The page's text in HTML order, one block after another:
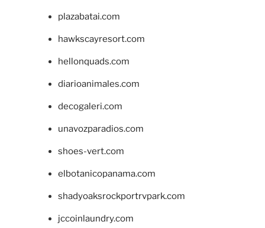
plazabatai.com
hawkscayresort.com
hellonquads.com
diarioanimales.com
decogaleri.com
unavozparadios.com
shoes-vert.com
elbotanicopanama.com
shadyoaksrockportrvpark.com
jccoinlaundry.com